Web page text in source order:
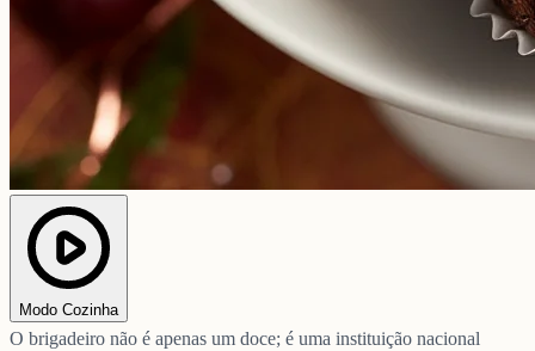
Modo Cozinha
O brigadeiro não é apenas um doce; é uma instituição nacional